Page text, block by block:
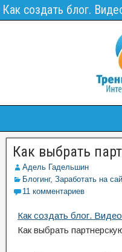
Как создать блог.
Как выбрать
Адель Гадельшин
Блогинг, Заработать на
11 комментариев
Как создать блог.
Как выбрать